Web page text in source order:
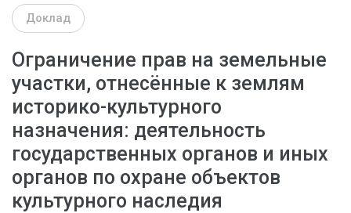
Доклад
Ограничение прав на земельные
участки, отнесённые к землям
историко-культурного
назначения: деятельность
государственных органов и иных
органов по охране объектов
культурного наследия